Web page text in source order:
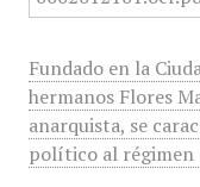
Fundado en la
hermanos Flores
anarquista, se
político al régimen